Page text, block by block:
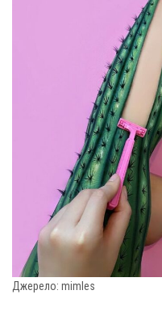
Джерело: mimles